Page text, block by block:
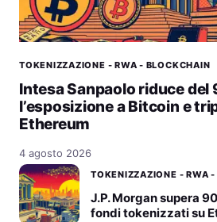
TOKENIZZAZIONE - RWA - BLOCKCHAIN
Intesa Sanpaolo riduce del
l’esposizione a Bitcoin e
Ethereum
4 agosto 2026
TOKENIZZAZIONE - RWA
J.P. Morgan supera
fondi tokenizzati su